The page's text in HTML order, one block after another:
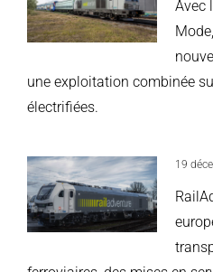
Avec
une exploitation combinée
électrifiées.
19